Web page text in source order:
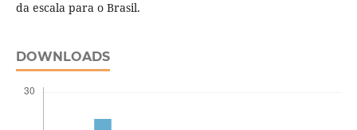
da escala para o Brasil.
DOWNLOADS